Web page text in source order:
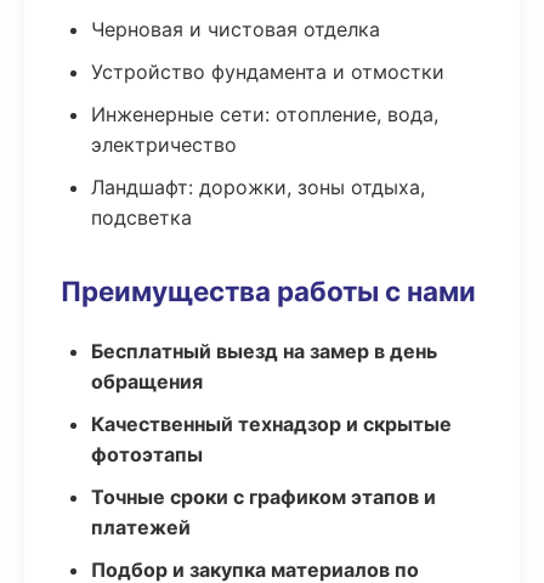
Черновая и чистовая отделка
Устройство фундамента и отмостки
Инженерные сети: отопление, вода,
электричество
Ландшафт: дорожки, зоны отдыха,
подсветка
Преимущества работы с нами
Бесплатный выезд на замер в день
обращения
Качественный технадзор и скрытые
фотоэтапы
Точные сроки с графиком этапов и
платежей
Подбор и закупка материалов по